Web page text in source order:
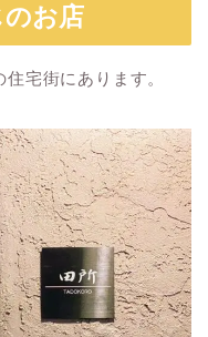
お店
住宅街にあります。